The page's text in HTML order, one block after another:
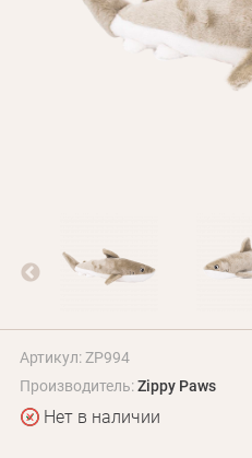
Оплата и
Программа
О
+380
Артикул: ZP994
Производитель:Zippy Paws
Нет в наличии